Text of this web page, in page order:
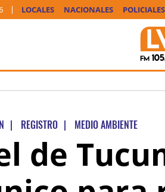
LOCALES NACIONALES POLICIALES
| REGISTRO | MEDIO AMBIENTE
de